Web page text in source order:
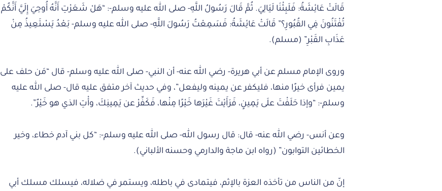
قَالَتْ عَائِشَةُ: فَلَبِثْنَا لَيَالِيَ. ثُمَّ قَالَ رَسُولُ اللَّهِ- صلى الله عليه وسلم-: “هَلْ شَعَرْتِ أَنَّهُ أُوحِيَ إِلَيَّ أَنَّكُمْ
تُفْتَنُونَ فِي القُبُورِ؟” قَالَتْ عَائِشَةُ: فَسَمِعْتُ رَسُولَ اللَّهِ- صلى الله عليه وسلم- بَعْدُ يَسْتَعِيذُ مِنْ
عَذَابِ القَبْرِ” (مسلم).
وروى الإمام مسلم عن أبي هريرة- رضي الله عنه- أن النبي- صلى الله عليه وسلم- قال “مَن حلف على
يمين فرأى خيرًا منها، فليكفر عن يمينه وليفعل”، وفي حديث آخر متفق عليه قال- صلى الله عليه
وسلم-: “وإذا حَلَفْتَ علَى يَمِينٍ، فَرَأَيْتَ غَيْرَها خَيْرًا مِنْها، فَكَفِّرْ عن يَمِينِكَ، وأْتِ الذي هو خَيْرٌ”.
وعن أنس- رضي الله عنه- قال: قال رسول الله- صلى الله عليه وسلم-: “كل بني آدم خطاء، وخير
الخطائين التوابون” (رواه ابن ماجة والدارمي وحسنه الألباني).
إنّ من الناس من تأخذه العزة بالإثم، فيتمادى في باطله، ويستمر في ضلاله، فيسلك مسلك أبي